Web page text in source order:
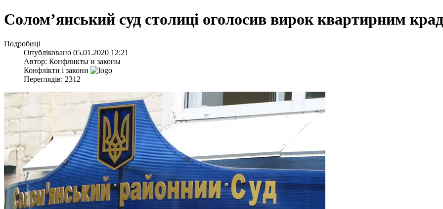
​Солом’янський суд столиці оголосив вирок квартирним
Подробиці
Опубліковано 05.01.2020 12:21
Автор: Конфликты и законы
Конфлікти і закони
Переглядів: 2312